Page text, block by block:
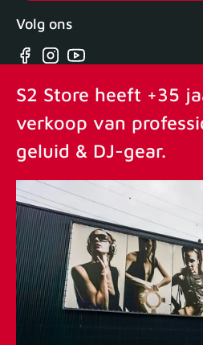
Volg ons
Facebook
Instagram
YouTube
S2 Store heeft +35
verkoop van
geluid & DJ-gear.